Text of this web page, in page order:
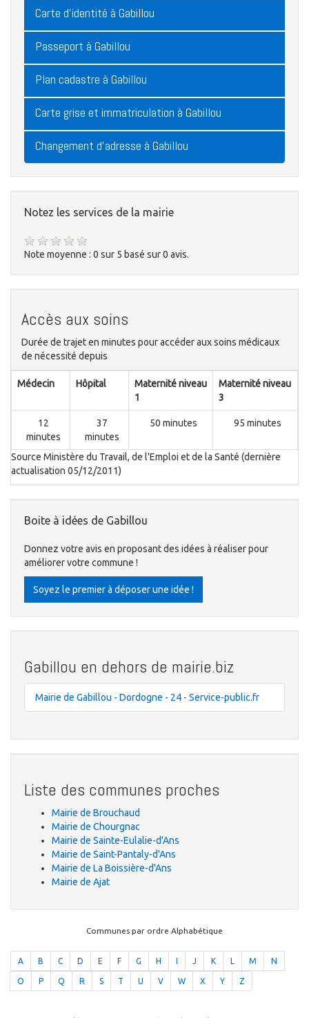
Carte d'identité à Gabillou
Passeport à Gabillou
Plan cadastre à Gabillou
Carte grise et immatriculation à Gabillou
Changement d'adresse à Gabillou
Notez les services de la mairie
Note moyenne : 0 sur 5 basé sur0 avis.
Accès aux soins
Durée de trajet en minutes pour accéder aux soins médicaux
de nécessité depuis
Médecin Hôpital
Maternité niveau
1
Maternité niveau
3
12
minutes
37
minutes
50 minutes 95 minutes
Source Ministère du Travail, de l'Emploi et de la Santé (dernière
actualisation 05/12/2011)
Boite à idées de Gabillou
Donnez votre avis en proposant des idées à réaliser pour
améliorer votre commune !
Soyez le premier à déposer une idée !
Gabillou en dehors de mairie.biz
Mairie de Gabillou - Dordogne - 24 - Service-public.fr
Liste des communes proches
Mairie de Brouchaud
Mairie de Chourgnac
Mairie de Sainte-Eulalie-d'Ans
Mairie de Saint-Pantaly-d'Ans
Mairie de La Boissière-d'Ans
Mairie de Ajat
Communes par ordre Alphabétique
A B C D E F G H J K L M N
O P Q R S T U V W X Y Z